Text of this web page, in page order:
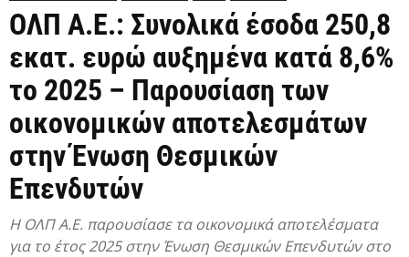
ΟΛΠ Α.Ε.: Συνολικά έσοδα 250,8
εκατ. ευρώ αυξημένα κατά 8,6%
το 2025 – Παρουσίαση των
οικονομικών αποτελεσμάτων
στην Ένωση Θεσμικών
Επενδυτών
Η ΟΛΠ Α.Ε. παρουσίασε τα οικονομικά αποτελέσματα
για το έτος 2025 στην Ένωση Θεσμικών Επενδυτών στο